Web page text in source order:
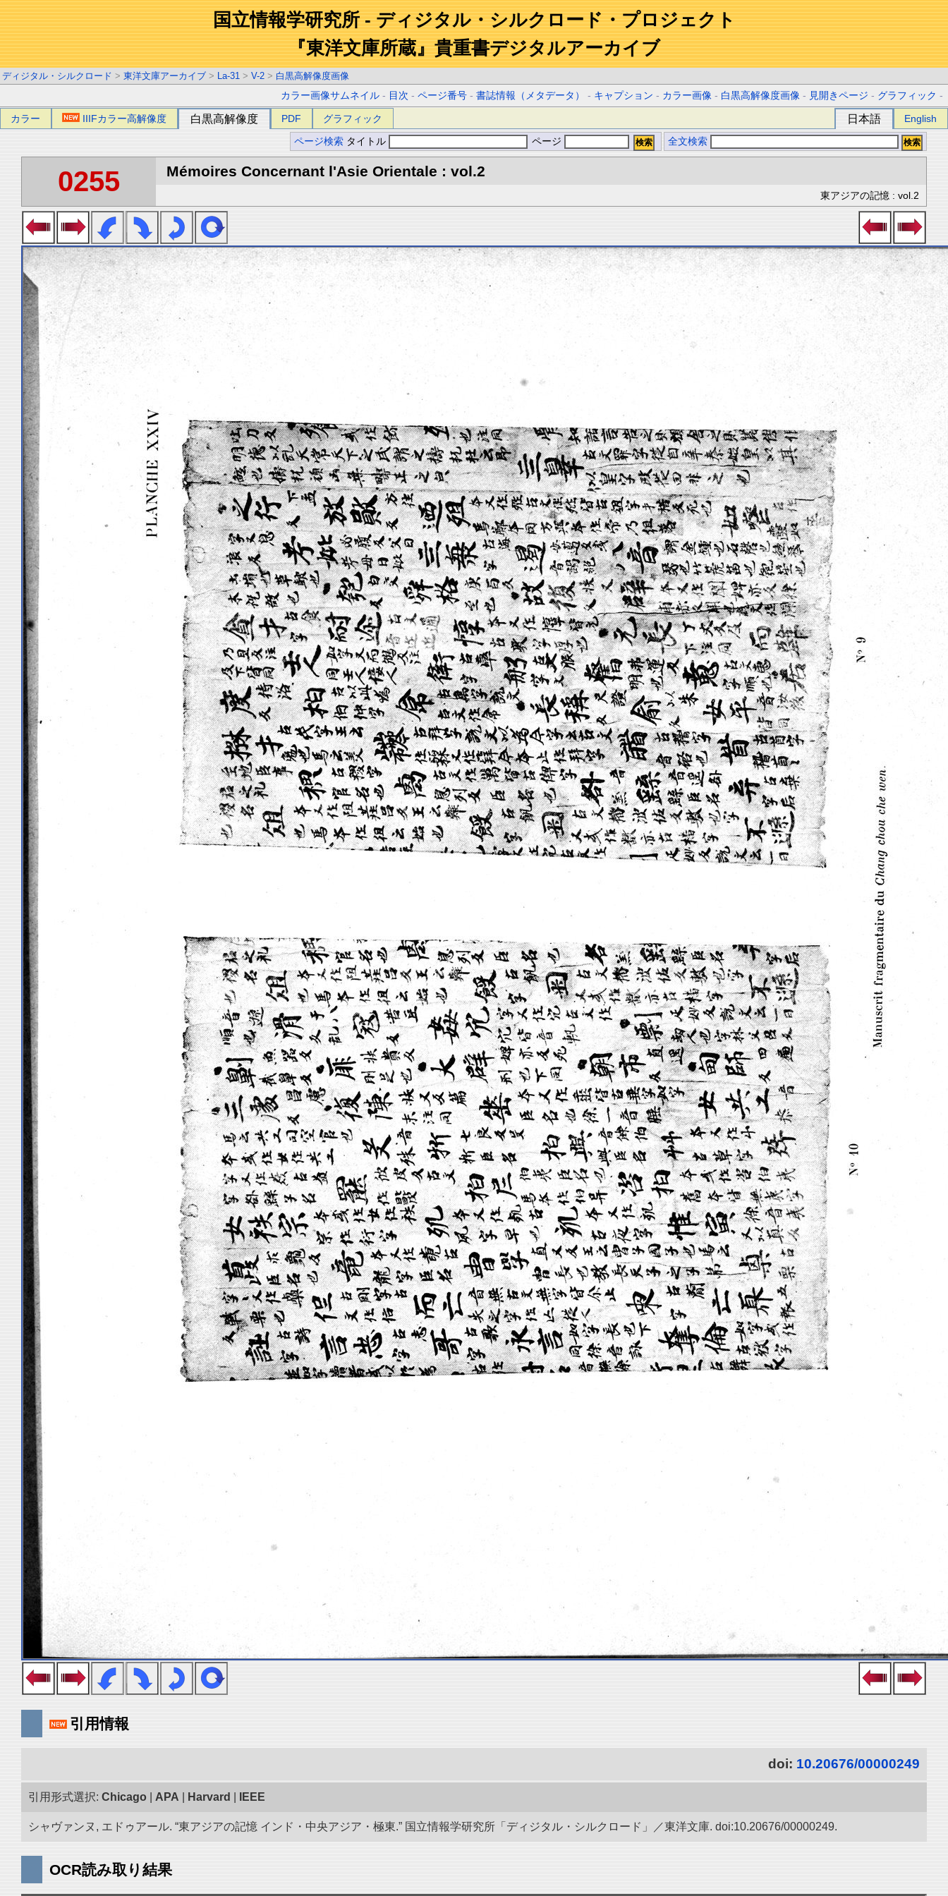
国立情報学研究所 - ディジタル・シルクロード・プロジェクト
『東洋文庫所蔵』貴重書デジタルアーカイブ
ディジタル・シルクロード > 東洋文庫アーカイブ > La-31 > V-2 > 白黒高解像度画像
カラー画像サムネイル - 目次 -ページ番号 -書誌情報（メタデータ） - キャプション - カラー画像 - 白黒高解像度画像 - 見開きページ - グラフィック -
カラー IIIFカラー高解像度 白黒高解像度 PDF グラフィック 日本語 English
ページ検索 タイトル ページ 全文検索
0255 Mémoires Concernant l'Asie Orientale : vol.2
東アジアの記憶 : vol.2
引用情報
doi: 10.20676/00000249
引用形式選択: Chicago APA Harvard IEEE
シャヴァンヌ, エドゥアール. “東アジアの記憶 インド・中央アジア・極東.” 国立情報学研究所「ディジタル・シルクロード」／東洋文庫. doi:10.20676/00000249.
OCR読み取り結果